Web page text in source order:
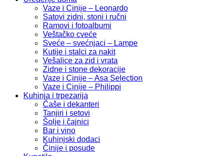
Vaze i Cinije – Leonardo
Satovi zidni, stoni i ručni
Ramovi i fotoalbumi
Veštačko cveće
Sveće – svećnjaci – Lampe
Kutije i stalci za nakit
Vešalice za zid i vrata
Zidne i stone dekoracije
Vaze i Cinije – Asa Selection
Vaze i Cinije – Philippi
Kuhinja i trpezarija
Čaše i dekanteri
Tanjiri i setovi
Šolje i čajnici
Bar i vino
Kuhinjski dodaci
Činije i posude